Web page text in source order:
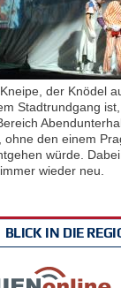
der Knödel
Stadtrundgang
ohne den einem
würde.
wieder neu.
BLICK IN DIE